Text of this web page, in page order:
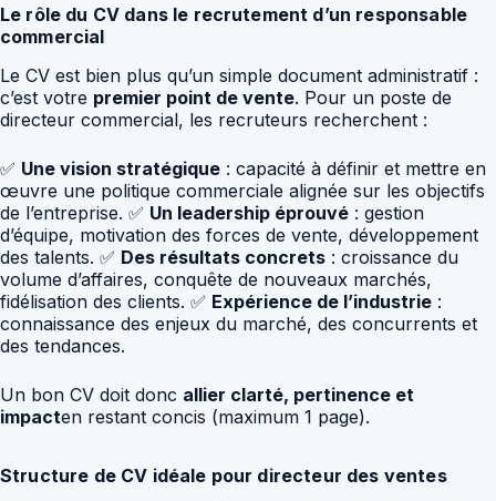
Le rôle du CV dans le recrutement d’un responsable
commercial
Le CV est bien plus qu’un simple document administratif :
c’est votre premier point de vente. Pour un poste de
directeur commercial, les recruteurs recherchent :
✅ Une vision stratégique : capacité à définir et mettre en
œuvre une politique commerciale alignée sur les objectifs
de l’entreprise. ✅ Un leadership éprouvé : gestion
d’équipe, motivation des forces de vente, développement
des talents. ✅ Des résultats concrets : croissance du
volume d’affaires, conquête de nouveaux marchés,
fidélisation des clients. ✅ Expérience de l’industrie :
connaissance des enjeux du marché, des concurrents et
des tendances.
Un bon CV doit donc allier clarté, pertinence et
impacten restant concis (maximum 1 page).
Structure de CV idéale pour directeur des ventes